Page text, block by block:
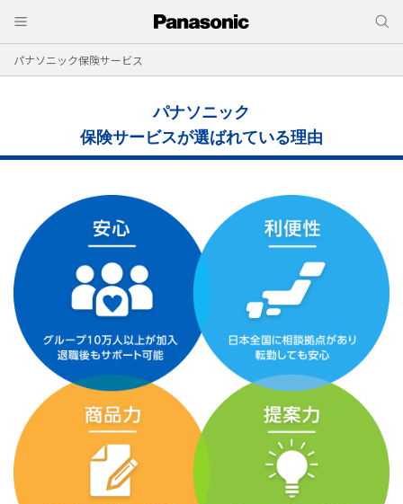
パナソニック保険サービス
パナソニック
保険サービスが選ばれている理由